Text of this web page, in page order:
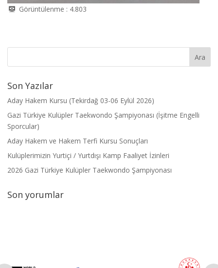
Görüntülenme : 4.803
Son Yazılar
Aday Hakem Kursu (Tekirdağ 03-06 Eylül 2026)
Gazi Türkiye Kulüpler Taekwondo Şampiyonası (İşitme Engelli
Sporcular)
Aday Hakem ve Hakem Terfi Kursu Sonuçları
Kulüplerimizin Yurtiçi / Yurtdışı Kamp Faaliyet İzinleri
2026 Gazi Türkiye Kulüpler Taekwondo Şampiyonası
Son yorumlar